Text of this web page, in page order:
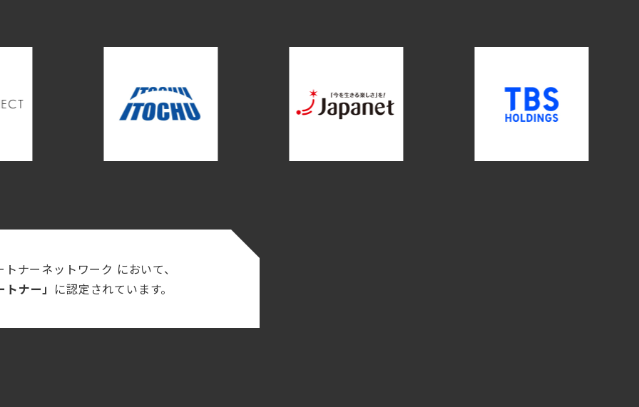
ナーネットワーク において、
ナー」 に認定されています。